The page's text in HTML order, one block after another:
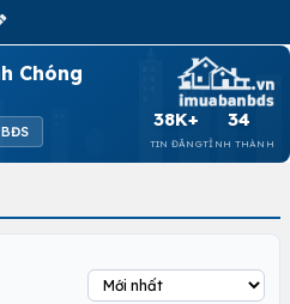
Chóng
38K+
TIN ĐĂNG
34
TỈNH THÀNH